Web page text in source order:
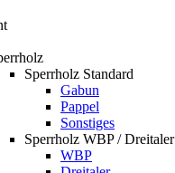
Sperrholz Standard
Gabun
Pappel
Sonstiges
Sperrholz WBP / Dreitaler
WBP